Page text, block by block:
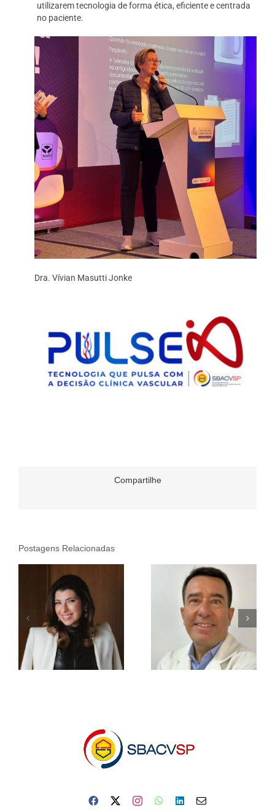
utilizarem tecnologia de forma ética, eficiente e centrada
no paciente.
Dra. Vívian Masutti Jonke
Compartilhe
Postagens Relacionadas